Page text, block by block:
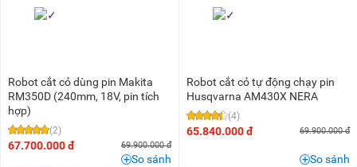
Robot cắt cỏ dùng pin Makita
RM350D (240mm, 18V, pin tích
hợp)
(2)
67.700.000 đ 69.900.000 đ
So sánh
Robot cắt cỏ tự động chạy pin
Husqvarna AM430X NERA
(4)
65.840.000 đ 69.900.000 đ
So sánh